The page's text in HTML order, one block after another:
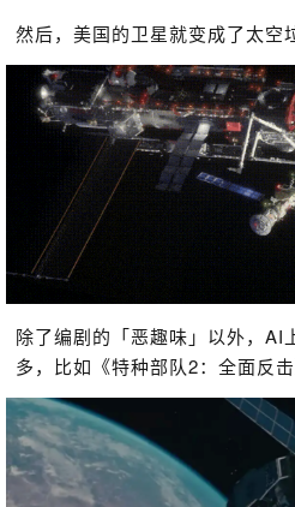
然后，美国的卫星就变成了太空
除了编剧的「恶趣味」以外，AI
多，比如《特种部队2：全面反